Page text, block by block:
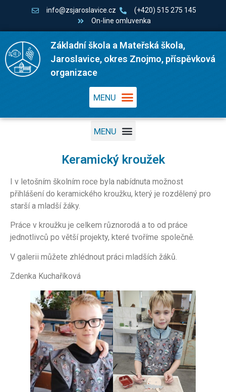
info@zsjaroslavice.cz
(+420) 515 275 145
On-line omluvenka
Základní škola a Mateřská škola,
Jaroslavice, okres Znojmo, příspěvková
organizace
Keramický kroužek
I v letošním školním roce byla nabídnuta možnost
přihlášení do keramického kroužku, který je rozdělený pro
starší a mladší žáky.
Práce v kroužku je celkem různorodá a to od práce
jednotlivců po větší projekty, které tvoříme společně.
V galerii můžete zhlédnout práci mladších žáků.
Zdenka Kuchaříková